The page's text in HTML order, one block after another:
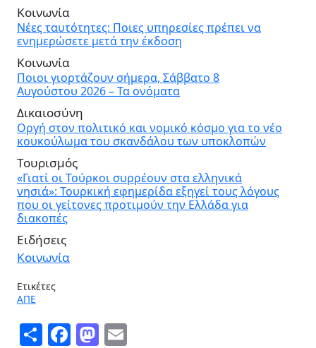
Κοινωνία
Νέες ταυτότητες: Ποιες υπηρεσίες πρέπει να
ενημερώσετε μετά την έκδοση
Κοινωνία
Ποιοι γιορτάζουν σήμερα, Σάββατο 8
Αυγούστου 2026 – Τα ονόματα
Δικαιοσύνη
Οργή στον πολιτικό και νομικό κόσμο για το νέο
κουκούλωμα του σκανδάλου των υποκλοπών
Τουρισμός
«Γιατί οι Τούρκοι συρρέουν στα ελληνικά
νησιά»: Τουρκική εφημερίδα εξηγεί τους λόγους
που οι γείτονες προτιμούν την Ελλάδα για
διακοπές
Ειδήσεις
Κοινωνία
Ετικέτες
ΑΠΕ
ShareFacebook
Mastodon